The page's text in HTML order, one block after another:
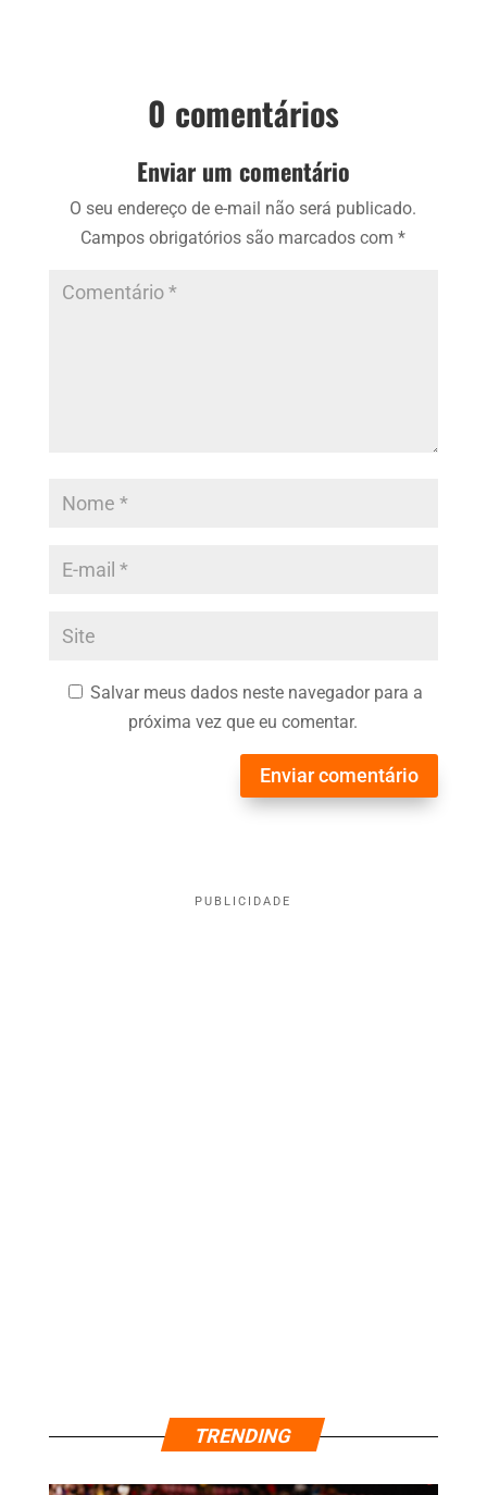
0 comentários
Enviar um comentário
O seu endereço de e-mail não será publicado.
Campos obrigatórios são marcados com*
Salvar meus dados neste navegador para a
próxima vez que eu comentar.
Enviar comentário
PUBLICIDADE
TRENDING